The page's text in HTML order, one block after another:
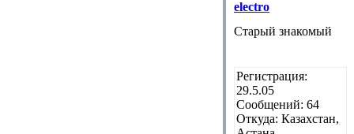
electro
Старый знакомый
Регистрация:
29.5.05
Сообщений: 64
Откуда: Казахстан,